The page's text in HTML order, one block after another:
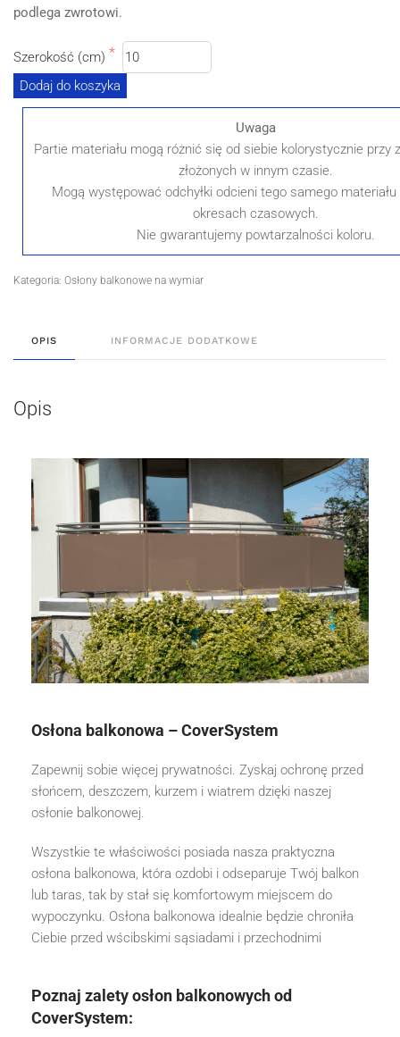
podlega zwrotowi.
Szerokość (cm)
Dodaj do koszyka
Uwaga
Partie materiału mogą różnić się od siebie kolorystycznie przy
złożonych w innym czasie.
Mogą występować odchyłki odcieni tego samego
okresach czasowych.
Nie gwarantujemy powtarzalności koloru.
Kategoria: Osłony balkonowe na wymiar
OPIS INFORMACJE DODATKOWE
Opis
Osłona balkonowa – CoverSystem
Zapewnij sobie więcej prywatności. Zyskaj ochronę przed
słońcem, deszczem, kurzem i wiatrem dzięki naszej
osłonie balkonowej.
Wszystkie te właściwości posiada nasza praktyczna
osłona balkonowa, która ozdobi i odseparuje Twój balkon
lub taras, tak by stał się komfortowym miejscem do
wypoczynku. Osłona balkonowa idealnie będzie chroniła
Ciebie przed wścibskimi sąsiadami i przechodnimi
Poznaj zalety osłon balkonowych od
CoverSystem: